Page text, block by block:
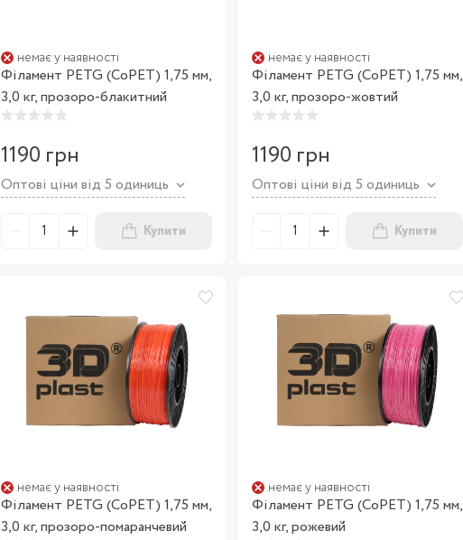
немає у наявності
Філамент PETG (CoPET) 1,75 мм,
3,0 кг, прозоро-блакитний
1190 грн
Оптові ціни від 5 одиниць
Купити
немає у наявності
Філамент PETG (CoPET) 1,75 мм,
3,0 кг, прозоро-жовтий
1190 грн
Оптові ціни від 5 одиниць
Купити
немає у наявності
Філамент PETG (CoPET) 1,75 мм,
3,0 кг, прозоро-помаранчевий
немає у наявності
Філамент PETG (CoPET) 1,75 мм,
3,0 кг, рожевий